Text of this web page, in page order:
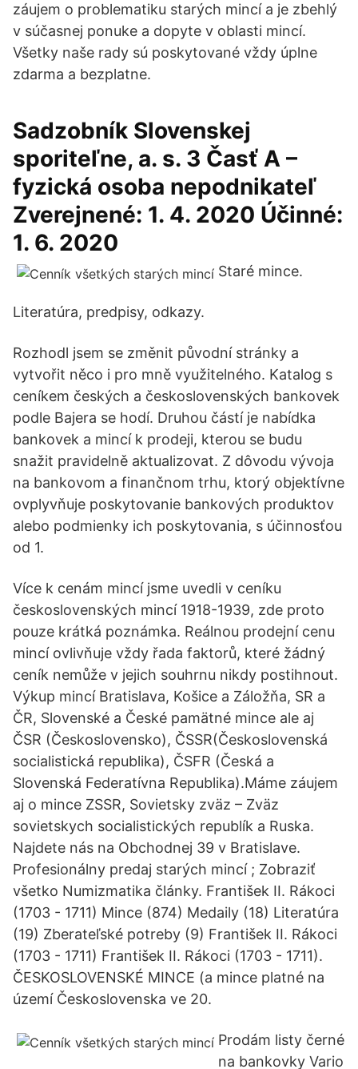
záujem o problematiku starých mincí a je zbehlý
v súčasnej ponuke a dopyte v oblasti mincí.
Všetky naše rady sú poskytované vždy úplne
zdarma a bezplatne.
Sadzobník Slovenskej
sporiteľne, a. s. 3 Časť A –
fyzická osoba nepodnikateľ
Zverejnené: 1. 4. 2020 Účinné:
1. 6. 2020
Staré mince.
Literatúra, predpisy, odkazy.
Rozhodl jsem se změnit původní stránky a
vytvořit něco i pro mně využitelného. Katalog s
ceníkem českých a československých bankovek
podle Bajera se hodí. Druhou částí je nabídka
bankovek a mincí k prodeji, kterou se budu
snažit pravidelně aktualizovat. Z dôvodu vývoja
na bankovom a finančnom trhu, ktorý objektívne
ovplyvňuje poskytovanie bankových produktov
alebo podmienky ich poskytovania, s účinnosťou
od 1.
Více k cenám mincí jsme uvedli v ceníku
československých mincí 1918-1939, zde proto
pouze krátká poznámka. Reálnou prodejní cenu
mincí ovlivňuje vždy řada faktorů, které žádný
ceník nemůže v jejich souhrnu nikdy postihnout.
Výkup mincí Bratislava, Košice a Záložňa, SR a
ČR, Slovenské a České pamätné mince ale aj
ČSR (Československo), ČSSR(Československá
socialistická republika), ČSFR (Česká a
Slovenská Federatívna Republika).Máme záujem
aj o mince ZSSR, Sovietsky zväz – Zväz
sovietskych socialistických republík a Ruska.
Najdete nás na Obchodnej 39 v Bratislave.
Profesionálny predaj starých mincí ; Zobraziť
všetko Numizmatika články. František II. Rákoci
(1703 - 1711) Mince (874) Medaily (18) Literatúra
(19) Zberateľské potreby (9) František II. Rákoci
(1703 - 1711) František II. Rákoci (1703 - 1711).
ČESKOSLOVENSKÉ MINCE (a mince platné na
území Československa ve 20.
Prodám listy černé
na bankovky Vario